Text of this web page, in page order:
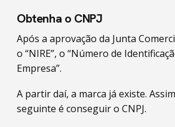
Obtenha o CNPJ
Após a aprovação da Junta
o “NIRE”, o “Número de
Empresa”.
A partir daí, a marca já existe.
seguinte é conseguir o CNPJ.